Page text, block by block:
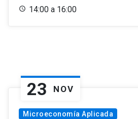
14:00 a 16:00
23 NOV
Microeconomía Aplicada